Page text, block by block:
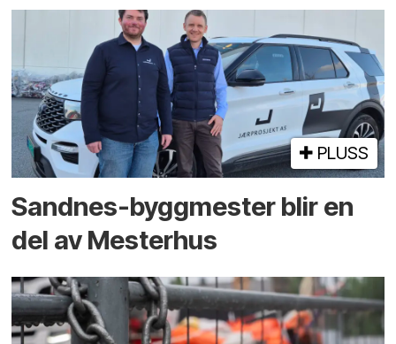
PLUSS
Sandnes-byggmester blir en
del av Mesterhus